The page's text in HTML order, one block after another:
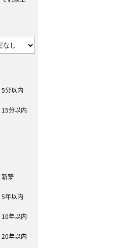
5分以内
15分以内
新築
5年以内
10年以内
20年以内